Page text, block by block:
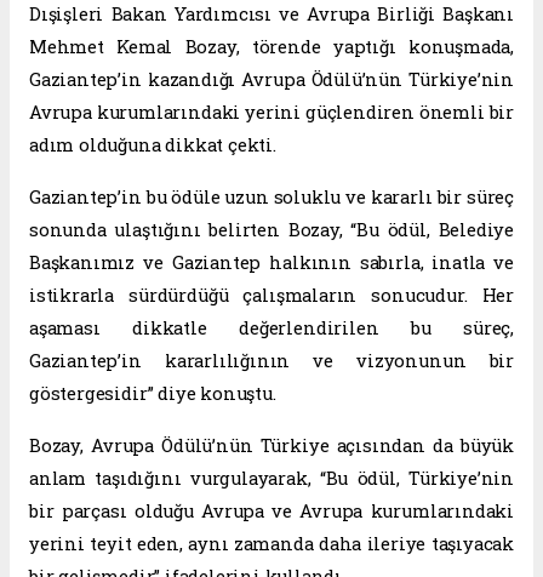
Dışişleri Bakan Yardımcısı ve Avrupa Birliği Başkanı
Mehmet Kemal Bozay, törende yaptığı konuşmada,
Gaziantep’in kazandığı Avrupa Ödülü’nün Türkiye’nin
Avrupa kurumlarındaki yerini güçlendiren önemli bir
adım olduğuna dikkat çekti.
Gaziantep’in bu ödüle uzun soluklu ve kararlı bir süreç
sonunda ulaştığını belirten Bozay, “Bu ödül, Belediye
Başkanımız ve Gaziantep halkının sabırla, inatla ve
istikrarla sürdürdüğü çalışmaların sonucudur. Her
aşaması dikkatle değerlendirilen bu süreç,
Gaziantep’in kararlılığının ve vizyonunun bir
göstergesidir” diye konuştu.
Bozay, Avrupa Ödülü’nün Türkiye açısından da büyük
anlam taşıdığını vurgulayarak, “Bu ödül, Türkiye’nin
bir parçası olduğu Avrupa ve Avrupa kurumlarındaki
yerini teyit eden, aynı zamanda daha ileriye taşıyacak